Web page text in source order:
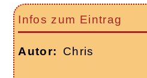
Infos zum Eintrag
Autor Chris